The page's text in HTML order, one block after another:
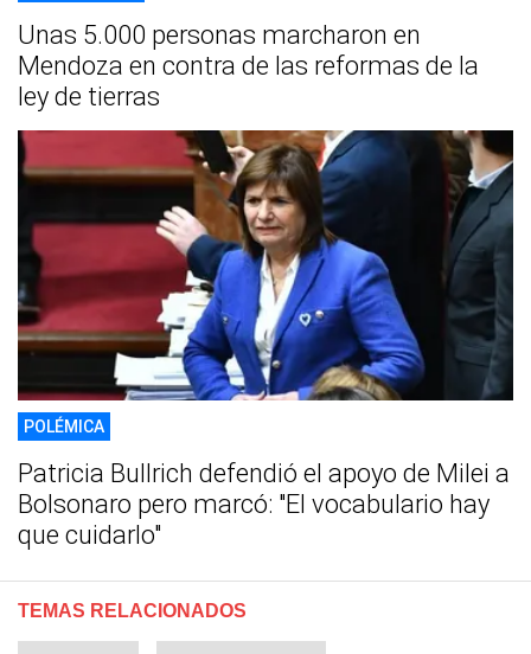
Unas 5.000 personas marcharon en
Mendoza en contra de las reformas de la
ley de tierras
POLÉMICA
Patricia Bullrich defendió el apoyo de Milei a
Bolsonaro pero marcó: "El vocabulario hay
que cuidarlo"
TEMAS RELACIONADOS